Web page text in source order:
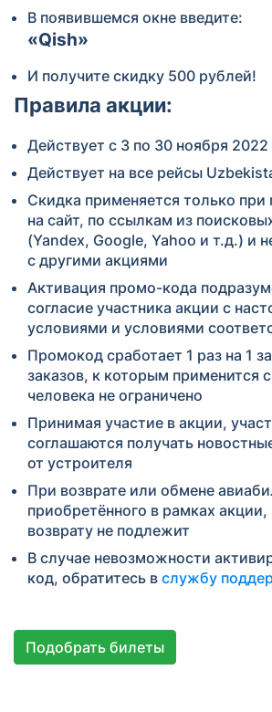
В появившемся окне введите:
«Qish»
И получите скидку 500 рублей!
Правила акции:
Действует с 3 по 30 ноября 2022
Действует на все рейсы
Скидка применяется только при
на сайт, по ссылкам из
(Yandex, Google, Yahoo и т.д.) и
с другими акциями
Активация промо-кода
согласие участника акции с
условиями и условиями
Промокод сработает 1 раз на 1
заказов, к которым применится
человека не ограничено
Принимая участие в акции,
соглашаются получать
от устроителя
При возврате или обмене
приобретённого в рамках
возврату не подлежит
В случае невозможности
код, обратитесь в службу
Подобрать билеты